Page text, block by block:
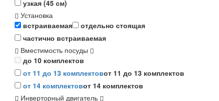
узкая (45 см)
Установка
встраиваемая
отдельно стоящая
частично встраиваемая
Вместимость посуды
до 10 комплектов
от 11 до 13 комплектовот 11 до 13 комплектов
от 14 комплектовот 14 комплектов
Инверторный двигатель